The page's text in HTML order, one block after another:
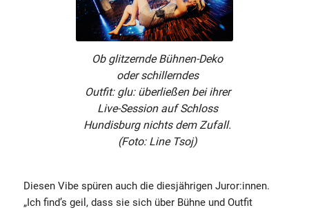
Ob glitzernde Bühnen-Deko
oder schillerndes
Outfit: glu: überließen bei ihrer
Live-Session auf Schloss
Hundisburg nichts dem Zufall.
(Foto: Line Tsoj)
Diesen Vibe spüren auch die diesjährigen Juror:innen.
„Ich find’s geil, dass sie sich über Bühne und Outfit